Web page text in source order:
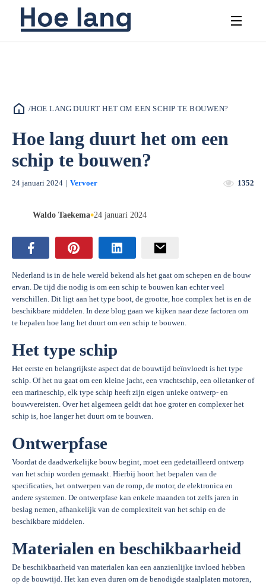
/HOE LANG DUURT HET OM EEN SCHIP TE BOUWEN?
Hoe lang duurt het om een
schip te bouwen?
24 januari 2024 | Vervoer 1352
Waldo Taekema•24 januari 2024
Nederland is in de hele wereld bekend als het gaat om schepen en de bouw
ervan. De tijd die nodig is om een schip te bouwen kan echter veel
verschillen. Dit ligt aan het type boot, de grootte, hoe complex het is en de
beschikbare middelen. In deze blog gaan we kijken naar deze factoren om
te bepalen hoe lang het duurt om een schip te bouwen.
Het type schip
Het eerste en belangrijkste aspect dat de bouwtijd beïnvloedt is het type
schip. Of het nu gaat om een kleine jacht, een vrachtschip, een olietanker of
een marineschip, elk type schip heeft zijn eigen unieke ontwerp- en
bouwvereisten. Over het algemeen geldt dat hoe groter en complexer het
schip is, hoe langer het duurt om te bouwen.
Ontwerpfase
Voordat de daadwerkelijke bouw begint, moet een gedetailleerd ontwerp
van het schip worden gemaakt. Hierbij hoort het bepalen van de
specificaties, het ontwerpen van de romp, de motor, de elektronica en
andere systemen. De ontwerpfase kan enkele maanden tot zelfs jaren in
beslag nemen, afhankelijk van de complexiteit van het schip en de
beschikbare middelen.
Materialen en beschikbaarheid
De beschikbaarheid van materialen kan een aanzienlijke invloed hebben
op de bouwtijd. Het kan even duren om de benodigde staalplaten motoren,